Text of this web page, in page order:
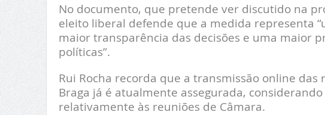
No documento, que pretende ver discutido na
eleito liberal defende que a medida representa
maior transparência das decisões e uma maior
políticas”.
Rui Rocha recorda que a transmissão online
Braga já é atualmente assegurada,
relativamente às reuniões de Câmara.